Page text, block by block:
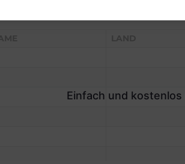
Einfach und